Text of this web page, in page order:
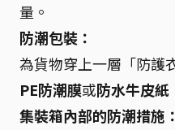
量。
防潮包裝：
為貨物穿上一層「防護
PE防潮膜或防水牛皮紙
集裝箱內部的防潮措施：